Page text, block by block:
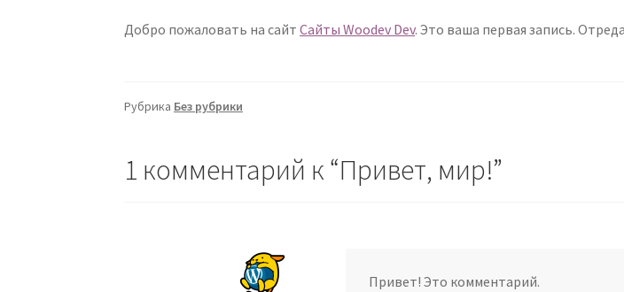
Добро пожаловать на сайтСайты Woodev Dev. Это ваша первая запись.
Рубрика Без рубрики
1 комментарий к “Привет, мир!”
Привет! Это комментарий.